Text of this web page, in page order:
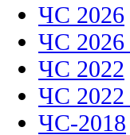
ЧС 2026
ЧС 2026
ЧС 2022
ЧС 2022
ЧС-2018